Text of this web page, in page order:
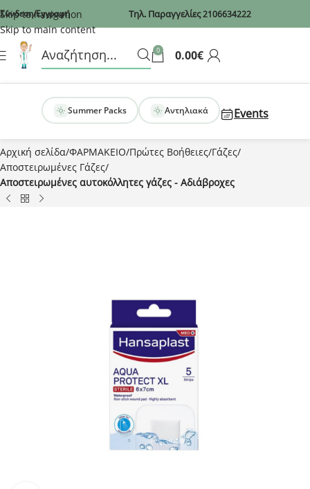
Recaptcha
Skip to navigation
Skip to main content
Σύνδεση/Εγγραφή Τηλ. Παραγγελίες2106634222
0 0.00€
Summer Packs Αντηλιακά Events
Αρχική σελίδα ΦΑΡΜΑΚΕΙΟ Πρώτες Βοήθειες Γάζες
Αποστειρωμένες Γάζες
Αποστειρωμένες αυτοκόλλητες γάζες - Aδιάβροχες